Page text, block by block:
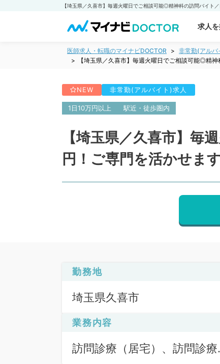
求人
医師求人・転職のマイナビDOCTOR 非常勤(アルバ
【埼玉県／久喜市】毎週火曜日でご相談可能◎精
NEW 非常勤(アルバイト)求人
1日10万円以上 駅近・徒歩圏内
【埼玉県／久喜市】
円！ご専門を活かせま
勤務地
埼玉県久喜市
業務内容
訪問診療（居宅）、訪問診療